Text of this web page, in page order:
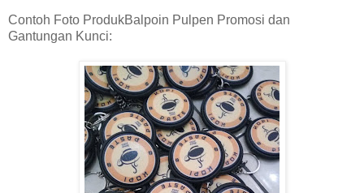
Contoh Foto ProdukBalpoin Pulpen Promosi dan
Gantungan Kunci: